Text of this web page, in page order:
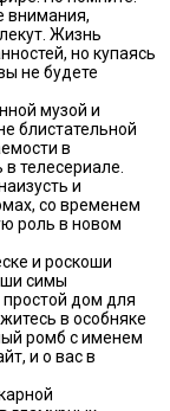
внимания,
Жизнь
но купаясь
не будете
музой и
блистательной
в
телесериале.
и
со временем
роль в новом
и роскоши
симы
простой дом для
в особняке
ромб с именем
и о вас в